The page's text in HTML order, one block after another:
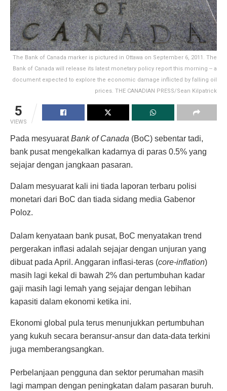
The Bank of Canada marker is pictured in Ottawa on September 6, 2011. The
Bank of Canada will release its latest monetary policy report this morning -- a
document expected to explore the economic damage inflicted by falling oil
prices. THE CANADIAN PRESS/Sean Kilpatrick
5
VIEWS
Pada mesyuaratBank of Canada (BoC) sebentar tadi,
bank pusat mengekalkan kadarnya di paras 0.5% yang
sejajar dengan jangkaan pasaran.
Dalam mesyuarat kali ini tiada laporan terbaru polisi
monetari dari BoC dan tiada sidang media Gabenor
Poloz.
Dalam kenyataan bank pusat, BoC menyatakan trend
pergerakan inflasi adalah sejajar dengan unjuran yang
dibuat pada April. Anggaran inflasi-teras (core-inflation)
masih lagi kekal di bawah 2% dan pertumbuhan kadar
gaji masih lagi lemah yang sejajar dengan lebihan
kapasiti dalam ekonomi ketika ini.
Ekonomi global pula terus menunjukkan pertumbuhan
yang kukuh secara beransur-ansur dan data-data terkini
juga memberangsangkan.
Perbelanjaan pengguna dan sektor perumahan masih
lagi mampan dengan peningkatan dalam pasaran buruh.